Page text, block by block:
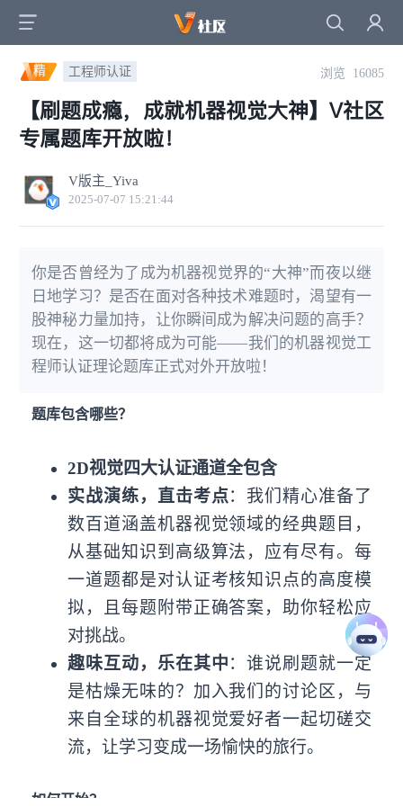
精 工程师认证 浏览 16085
【刷题成瘾，成就机器视觉大神】V社区
专属题库开放啦！
V版主_Yiva
2025-07-07 15:21:44
你是否曾经为了成为机器视觉界的“大神”而夜以继
日地学习？是否在面对各种技术难题时，渴望有一
股神秘力量加持，让你瞬间成为解决问题的高手？
现在，这一切都将成为可能——我们的机器视觉工
程师认证理论题库正式对外开放啦！
题库包含哪些？
2D视觉四大认证通道全包含
实战演练，直击考点：我们精心准备了
数百道涵盖机器视觉领域的经典题目，
从基础知识到高级算法，应有尽有。每
一道题都是对认证考核知识点的高度模
拟，且每题附带正确答案，助你轻松应
对挑战。
趣味互动，乐在其中：谁说刷题就一定
是枯燥无味的？加入我们的讨论区，与
来自全球的机器视觉爱好者一起切磋交
流，让学习变成一场愉快的旅行。
如何开始？